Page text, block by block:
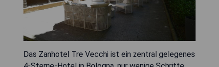
Das Zanhotel Tre Vecchi ist ein zentral gelegenes